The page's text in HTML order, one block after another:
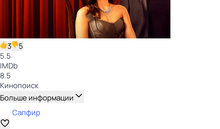
3
5
5.5
IMDb
8.5
Кинопоиск
Больше информации
Сапфир